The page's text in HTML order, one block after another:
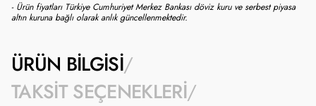
- Ürün fiyatları Türkiye Cumhuriyet Merkez Bankası döviz kuru ve serbest piyasa
altın kuruna bağlı olarak anlık güncellenmektedir.
ÜRÜN BILGISI
TAKSIT SEÇENEKLERI